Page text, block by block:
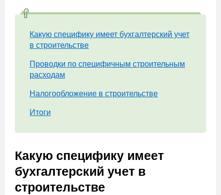
Какую специфику имеет бухгалтерский учет
в строительстве
Проводки по специфичным строительным
расходам
Налогообложение в строительстве
Итоги
Какую специфику имеет
бухгалтерский учет в
строительстве